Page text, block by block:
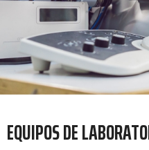
EQUIPOS DE